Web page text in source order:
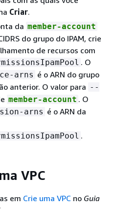
Criar.
da member-account
do grupo do IPAM, crie
de recursos com
. O
arns é o ARN do grupo
anterior. O valor para --
member-account . O
arns é o ARN da
.
VPC
em Crie uma VPC no Guia